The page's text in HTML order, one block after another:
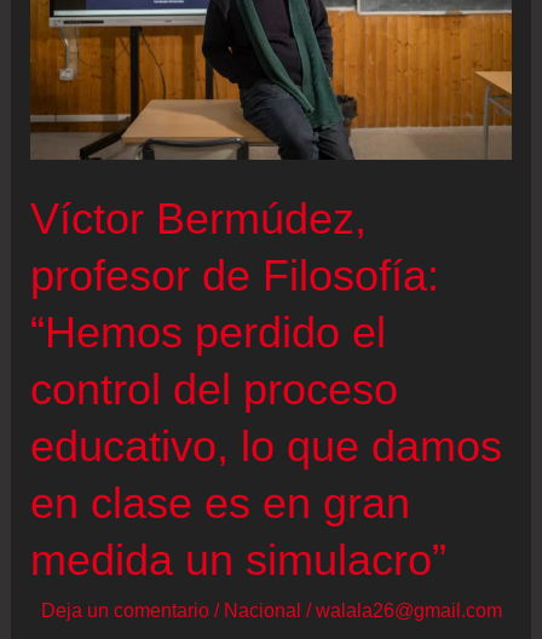
Víctor Bermúdez,
profesor de Filosofía:
“Hemos perdido el
control del proceso
educativo, lo que damos
en clase es en gran
medida un simulacro”
Deja un comentario / Nacional /walala26@gmail.com